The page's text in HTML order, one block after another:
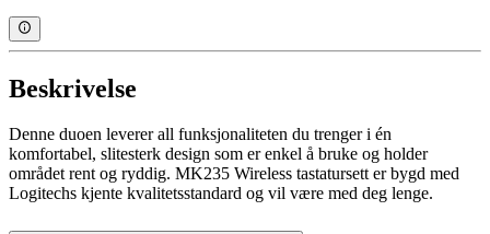
Beskrivelse
Denne duoen leverer all funksjonaliteten du trenger i én
komfortabel, slitesterk design som er enkel å bruke og holder
området rent og ryddig. MK235 Wireless tastatursett er bygd med
Logitechs kjente kvalitetsstandard og vil være med deg lenge.